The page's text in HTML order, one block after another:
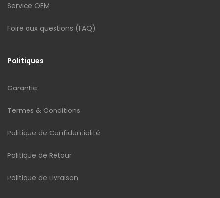
Service OEM
Foire aux questions (FAQ)
Politiques
Garantie
Termes & Conditions
Politique de Confidentialité
Politique de Retour
Politique de Livraison